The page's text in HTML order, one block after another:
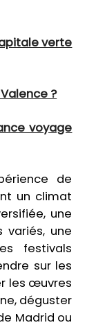
verte
?
voyage
de
un climat
une
variés, une
festivals
sur les
les œuvres
déguster
Madrid ou